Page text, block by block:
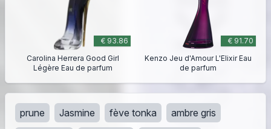
€ 93.86
Carolina Herrera Good Girl
Légère Eau de parfum
€ 91.70
Kenzo Jeu d'Amour L'Elixir Eau
de parfum
prune Jasmine fève tonka
ambre gris